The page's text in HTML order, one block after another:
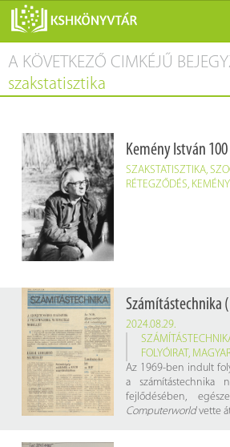
ONLINE KATALÓGUS
RÓLUNK
SZOLGÁLTATÁSOK
KONFERENCIÁK
ADATBÁZISOK
BLOG
A KÖVETKEZŐ CIMKÉJŰ
szakstatisztika
Kemény István 100
SZAKSTATISZTIKA,
RÉTEGZŐDÉS,
Számítástechnika
2024.08.29.
FOLYÓIRAT ,
Az 1969-ben indult
a számítástechnika
fejlődésében,
Computerworldvette